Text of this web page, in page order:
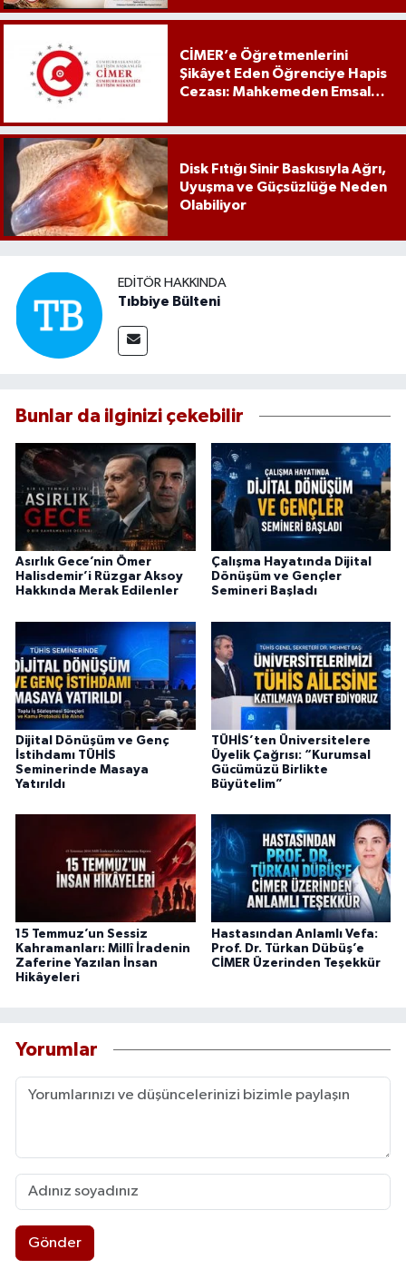
CİMER’e Öğretmenlerini
Şikâyet Eden Öğrenciye Hapis
Cezası: Mahkemeden Emsal
Disk Fıtığı Sinir Baskısıyla Ağrı,
Uyuşma ve Güçsüzlüğe Neden
Olabiliyor
EDITÖR HAKKINDA
Tıbbiye Bülteni
Bunlar da ilginizi çekebilir
Asırlık Gece’nin Ömer
Halisdemir’i Rüzgar Aksoy
Hakkında Merak Edilenler
Çalışma Hayatında Dijital
Dönüşüm ve Gençler
Semineri Başladı
Dijital Dönüşüm ve Genç
İstihdamı TÜHİS
Seminerinde Masaya
Yatırıldı
TÜHİS’ten Üniversitelere
Üyelik Çağrısı: “Kurumsal
Gücümüzü Birlikte
Büyütelim”
15 Temmuz’un Sessiz
Kahramanları: Millî İradenin
Zaferine Yazılan İnsan
Hikâyeleri
Hastasından Anlamlı Vefa:
Prof. Dr. Türkan Dübüş’e
CİMER Üzerinden Teşekkür
Yorumlar
Gönder